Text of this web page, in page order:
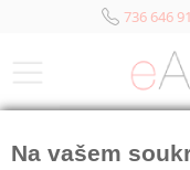
736 646
Na vašem